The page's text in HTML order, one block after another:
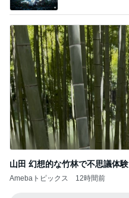
山田 幻想的な竹林で不思議体験
Amebaトピックス 12時間前